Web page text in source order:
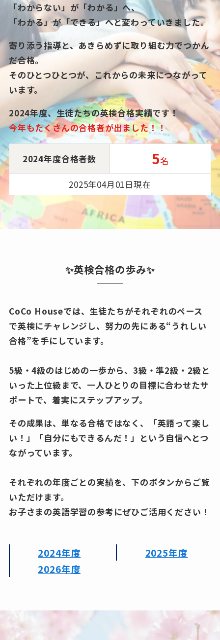
「わからない」が「わかる」へ、
「わかる」が「できる」へと変わっていきました。
寄り添う指導と、あきらめずに取り組む力でつかん
だ合格。
そのひとつひとつが、これからの未来につながって
います。
2024年度、生徒たちの英検合格実績です！
今年もたくさんの合格者が出ました！！
2024年度合格者数 5名
2025年04月01日現在
✨英検合格の歩み✨
CoCo Houseでは、生徒たちがそれぞれのペース
で英検にチャレンジし、努力の先にある“うれしい
合格”を手にしています。
5級・4級のはじめの一歩から、3級・準2級・2級と
いった上位級まで、一人ひとりの目標に合わせたサ
ポートで、着実にステップアップ。
その成果は、単なる合格ではなく、「英語って楽し
い！」「自分にもできるんだ！」という自信へとつ
ながっています。
それぞれの年度ごとの実績を、下のボタンからご覧
いただけます。
お子さまの英語学習の参考にぜひご活用ください！
2024年度
2025年度
2026年度